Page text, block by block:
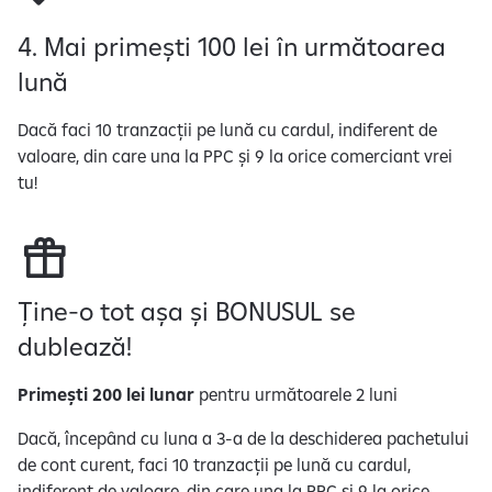
a
a
d
a
e
c
c
a
a
4. Mai primești 100 lei în următoarea
lună
Dacă faci 10 tranzacții pe lună cu cardul, indiferent de
valoare, din care una la PPC și 9 la orice comerciant vrei
tu!
Ține-o tot așa și BONUSUL se
dublează!
Primești 200 lei lunar pentru următoarele 2 luni
Dacă, începând cu luna a 3-a de la deschiderea pachetului
de cont curent, faci 10 tranzacții pe lună cu cardul,